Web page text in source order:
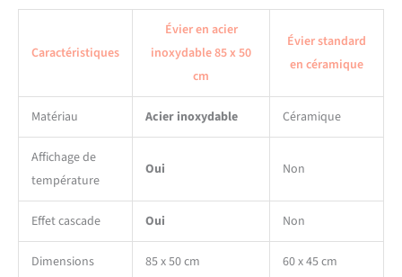
Vous recherchez un
ensemble complet qui offre
tout ce dont vous avez
besoin pour votre évier de
cascade, évacuation, bac-
dans-bac, panier
d'égouttage, égouttoir,
verres, robinet d'eau
potable, vanne d'angle et
entrée d'eau. Améliorez
votre expérience culinaire
Caractéristiques
Évier en acier
inoxydable 85 x 50
cm
Évier standard
en céramique
Matériau Acier inoxydable Céramique
Affichage de
température
Oui Non
Effet cascade Oui Non
Dimensions 85 x 50 cm 60 x 45 cm